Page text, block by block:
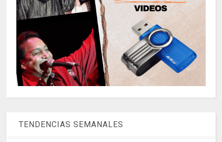
TENDENCIAS SEMANALES